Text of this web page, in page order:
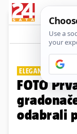
ELEGANTAN PAR
FOTO
odabrali